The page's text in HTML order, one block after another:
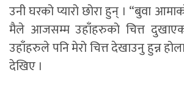
उनी घरको प्यारो छोरा हुन् । “बुवा
मैले आजसम्म उहाँहरुको चित्त
उहाँहरुले पनि मेरो चित्त देखाउनु हुन्न
देखिए ।